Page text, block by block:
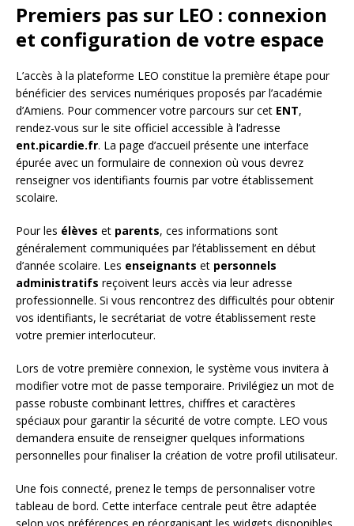
Premiers pas sur LEO : connexion
et configuration de votre espace
L’accès à la plateforme LEO constitue la première étape pour
bénéficier des services numériques proposés par l’académie
d’Amiens. Pour commencer votre parcours sur cet ENT,
rendez-vous sur le site officiel accessible à l’adresse
ent.picardie.fr. La page d’accueil présente une interface
épurée avec un formulaire de connexion où vous devrez
renseigner vos identifiants fournis par votre établissement
scolaire.
Pour les élèves et parents, ces informations sont
généralement communiquées par l’établissement en début
d’année scolaire. Les enseignants et personnels
administratifs reçoivent leurs accès via leur adresse
professionnelle. Si vous rencontrez des difficultés pour obtenir
vos identifiants, le secrétariat de votre établissement reste
votre premier interlocuteur.
Lors de votre première connexion, le système vous invitera à
modifier votre mot de passe temporaire. Privilégiez un mot de
passe robuste combinant lettres, chiffres et caractères
spéciaux pour garantir la sécurité de votre compte. LEO vous
demandera ensuite de renseigner quelques informations
personnelles pour finaliser la création de votre profil utilisateur.
Une fois connecté, prenez le temps de personnaliser votre
tableau de bord. Cette interface centrale peut être adaptée